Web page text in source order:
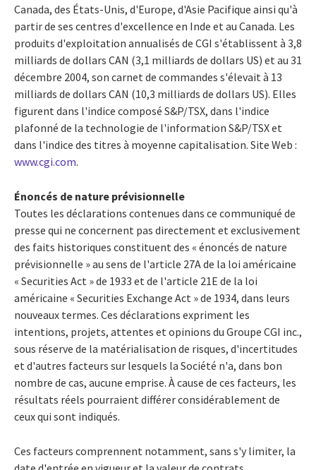
Canada, des États-Unis, d'Europe, d'Asie Pacifique ainsi qu'à
partir de ses centres d'excellence en Inde et au Canada. Les
produits d'exploitation annualisés de CGI s'établissent à 3,8
milliards de dollars CAN (3,1 milliards de dollars US) et au 31
décembre 2004, son carnet de commandes s'élevait à 13
milliards de dollars CAN (10,3 milliards de dollars US). Elles
figurent dans l'indice composé S&P/TSX, dans l'indice
plafonné de la technologie de l'information S&P/TSX et
dans l'indice des titres à moyenne capitalisation. Site Web :
www.cgi.com.
Énoncés de nature prévisionnelle
Toutes les déclarations contenues dans ce communiqué de
presse qui ne concernent pas directement et exclusivement
des faits historiques constituent des « énoncés de nature
prévisionnelle » au sens de l'article 27A de la loi américaine
« Securities Act » de 1933 et de l'article 21E de la loi
américaine « Securities Exchange Act » de 1934, dans leurs
nouveaux termes. Ces déclarations expriment les
intentions, projets, attentes et opinions du Groupe CGI inc.,
sous réserve de la matérialisation de risques, d'incertitudes
et d'autres facteurs sur lesquels la Société n'a, dans bon
nombre de cas, aucune emprise. À cause de ces facteurs, les
résultats réels pourraient différer considérablement de
ceux qui sont indiqués.
Ces facteurs comprennent notamment, sans s'y limiter, la